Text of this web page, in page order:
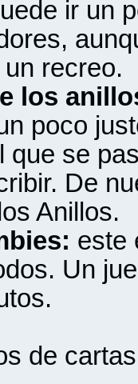
ir un
recreo.
los
poco
que se
De
Anillos.
este
Un
de